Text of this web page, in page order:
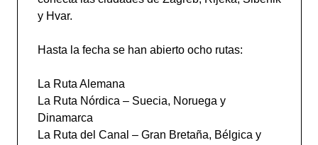
y Hvar.
Hasta la fecha se han abierto ocho rutas:
La Ruta Alemana
La Ruta Nórdica – Suecia, Noruega y
Dinamarca
La Ruta del Canal – Gran Bretaña, Bélgica y